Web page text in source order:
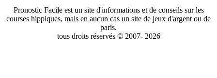
Pronostic Facile est un site d'informations et de conseils sur les
courses hippiques, mais en aucun cas un site de jeux d'argent ou de
paris.
tous droits réservés © 2007- 2026